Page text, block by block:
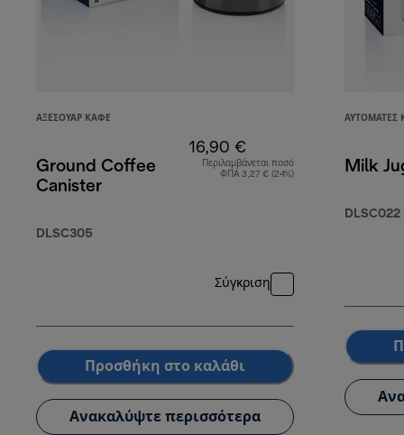
ΑΞΕΣΟΥΆΡ ΚΑΦΈ
Ground Coffee
Canister
DLSC305
16,90 €
Περιλαμβάνεται ποσό
ΦΠΑ 3,27 € (24%)
Σύγκριση
Προσθήκη στο καλάθι
Ανακαλύψτε περισσότερα
ΑΥΤΌΜΑΤΕΣ
Milk
DLSC022